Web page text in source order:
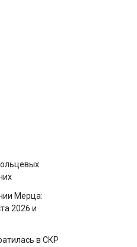
Мерца:
2026 и
в СКР